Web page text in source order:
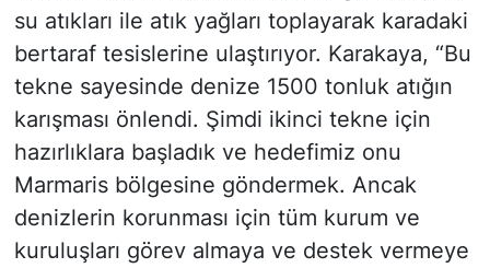
su atıkları ile atık yağları toplayarak karadaki
bertaraf tesislerine ulaştırıyor. Karakaya, “Bu
tekne sayesinde denize 1500 tonluk atığın
karışması önlendi. Şimdi ikinci tekne için
hazırlıklara başladık ve hedefimiz onu
Marmaris bölgesine göndermek. Ancak
denizlerin korunması için tüm kurum ve
kuruluşları görev almaya ve destek vermeye